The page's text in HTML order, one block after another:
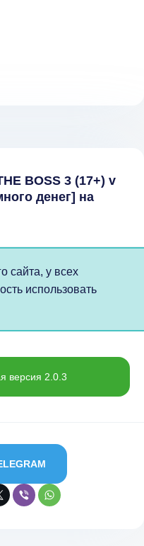
BOSS 3 (17+) v
денег] на
сайта, у всех
использовать
версия 2.0.3